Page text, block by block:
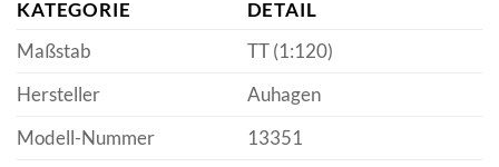
KATEGORIE
DETAIL
Maßstab
TT (1:120)
Hersteller
Auhagen
Modell-Nummer
13351